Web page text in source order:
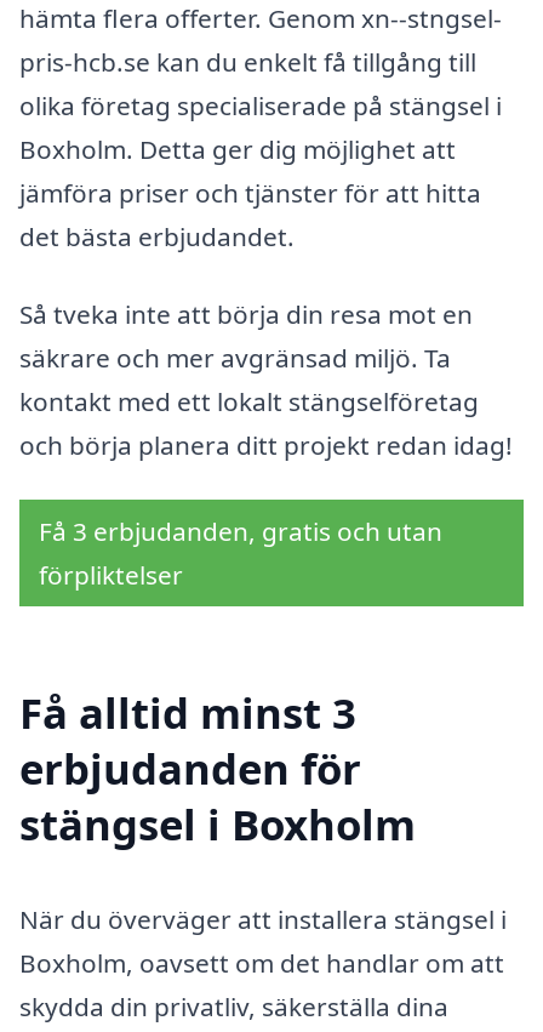
hämta flera offerter. Genom xn--stngsel-
pris-hcb.se kan du enkelt få tillgång till
olika företag specialiserade på stängsel i
Boxholm. Detta ger dig möjlighet att
jämföra priser och tjänster för att hitta
det bästa erbjudandet.
Så tveka inte att börja din resa mot en
säkrare och mer avgränsad miljö. Ta
kontakt med ett lokalt stängselföretag
och börja planera ditt projekt redan idag!
Få 3 erbjudanden, gratis och utan
förpliktelser
Få alltid minst 3
erbjudanden för
stängsel i Boxholm
När du överväger att installera stängsel i
Boxholm, oavsett om det handlar om att
skydda din privatliv, säkerställa dina